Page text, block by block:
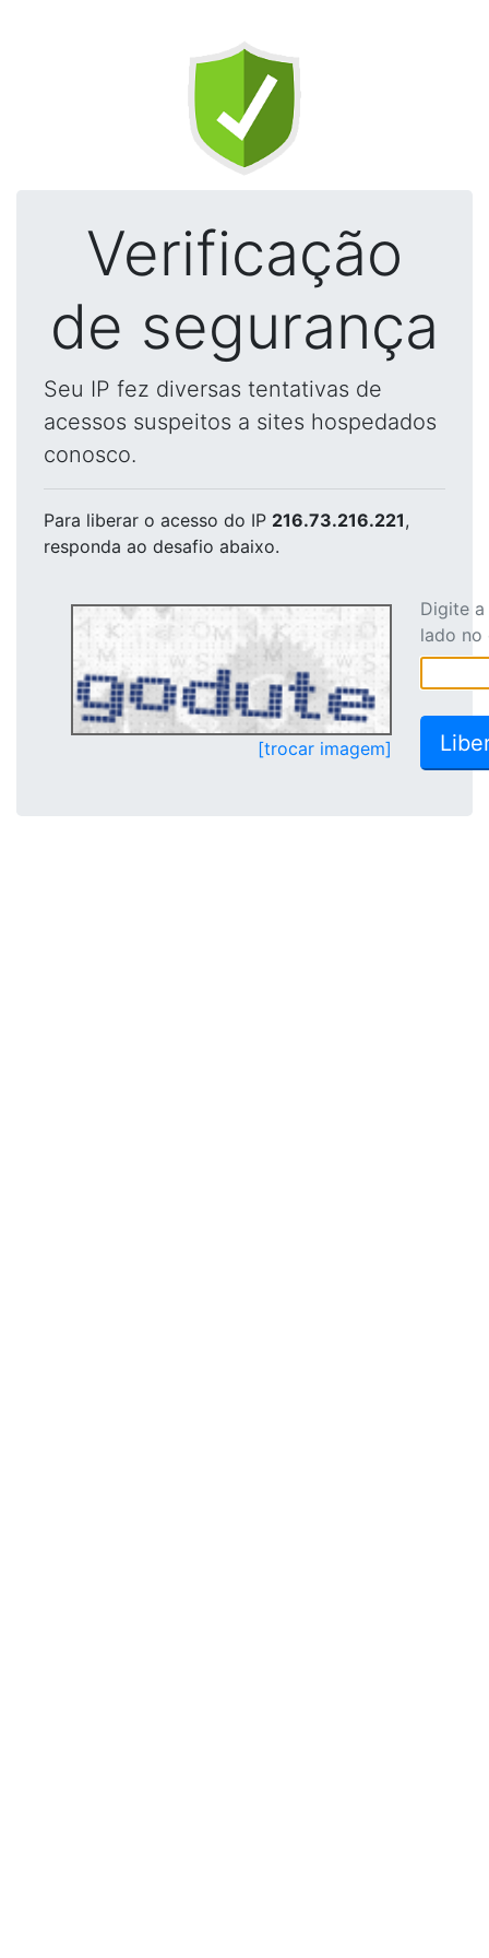
Verificação
de segurança
Seu IP fez diversas tentativas de
acessos suspeitos a sites hospedados
conosco.
Para liberar o acesso do IP 216.73.216.221,
responda ao desafio abaixo.
[trocar imagem]
Digite
lado no